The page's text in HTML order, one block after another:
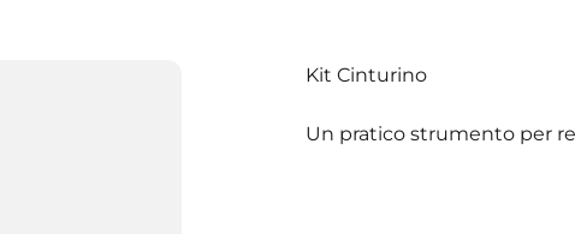
Kit Cinturino
Un pratico strumento per